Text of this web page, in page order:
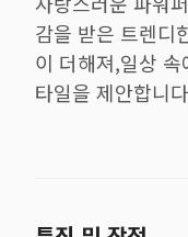
감을 받은 트렌디
이 더해져,일상
타일을 제안합니